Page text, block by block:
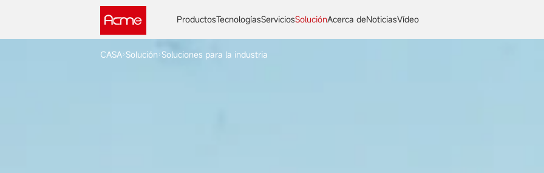
ProductosTecnologíasServiciosSoluciónAcerca deNoticiasVídeo
CASA Solución Soluciones para la industria